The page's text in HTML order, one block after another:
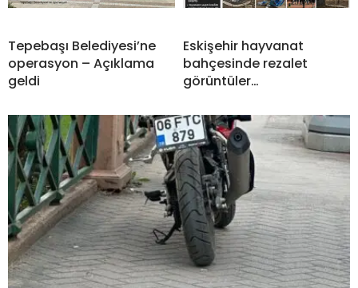
Tepebaşı Belediyesi’ne
operasyon – Açıklama
geldi
Eskişehir hayvanat
bahçesinde rezalet
görüntüler…